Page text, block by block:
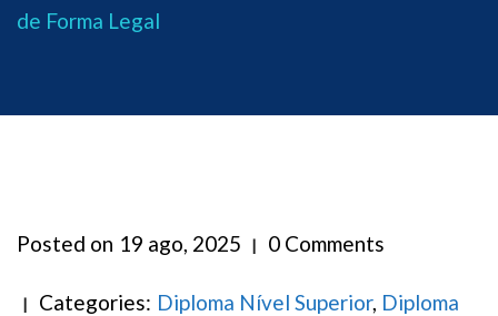
de Forma Legal
Posted on 19 ago, 2025 0 Comments
Categories: Diploma Nível Superior, Diploma